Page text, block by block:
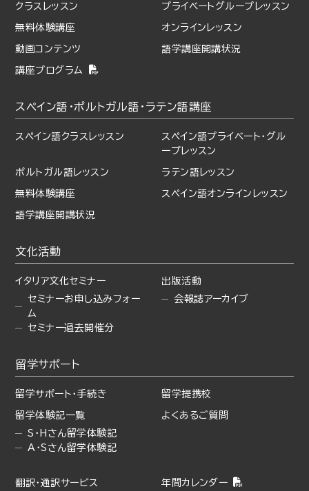
クラスレッスン プライベート グループレッスン
無料体験講座 オンラインレッスン
動画コンテンツ 語学講座開講状況
講座プログラム
スペイン語・ポルトガル語・ ラテン語講座
スペイン語クラスレッスン スペイン語プライベート・ グル
ープレッスン
ポルトガル語レッスン ラテン語レッスン
無料体験講座 スペイン語オンラインレッスン
語学講座開講状況
文化活動
イタリア文化セミナー
セミナーお申し込みフォー
ム
セミナー過去開催分
出版活動
会報誌アーカイブ
留学サポート
留学サポート・手続き 留学提携校
留学体験記一覧
S・Hさん留学体験記
A・Sさん留学体験記
よくあるご質問
翻訳・通訳サービス 年間カレンダー